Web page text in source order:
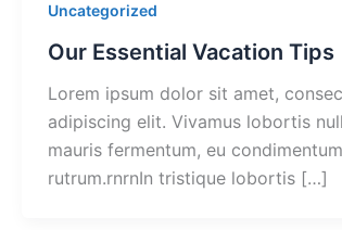
Uncategorized
Our Essential Vacation Tips
Lorem ipsum dolor sit amet,
adipiscing elit. Vivamus lobortis
mauris fermentum, eu
rutrum.rnrnIn tristique lobortis […]